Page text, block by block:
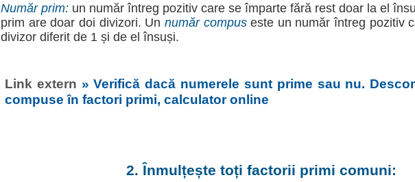
Număr prim: un număr întreg pozitiv care se împarte fără rest doar la el
prim are doar doi divizori. Un număr compuseste un număr întreg pozitiv
divizor diferit de 1 și de el însuși.
Link extern » Verifică dacă numerele sunt prime sau nu.
compuse în factori primi, calculator online
2. Înmulțește toți factorii primi comuni: